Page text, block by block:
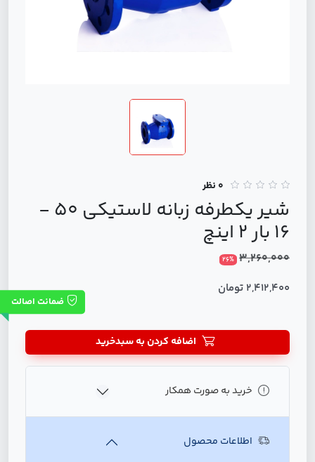
0 نظر
شير يكطرفه زبانه لاستيكي 50 -
16 بار 2 اینچ
3,260,000
26%
2,412,400 تومان
ضمانت اصالت
اضافه کردن به سبدخرید
خرید به صورت همکار
اطلاعات محصول